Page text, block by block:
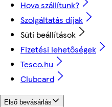
Hova szállítunk?
Szolgáltatás díjak
Süti beállítások
Fizetési lehetőségek
Tesco.hu
Clubcard
Első bevásárlás